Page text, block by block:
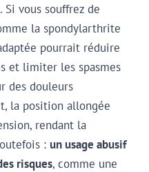
Si vous souffrez de
la spondylarthrite
pourrait réduire
et limiter les spasmes
des douleurs
la position allongée
rendant la
: un usage abusif
risques, comme une